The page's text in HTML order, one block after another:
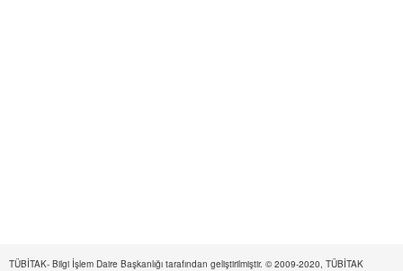
TÜBİTAK- Bilgi İşlem Daire Başkanlığı tarafından geliştirilmiştir. © 2009-2020, TÜBİTAK